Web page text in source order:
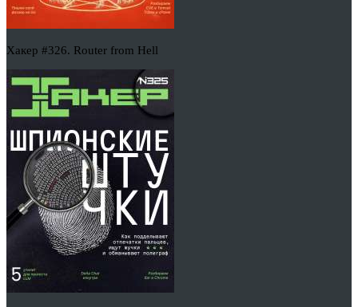
Хакер #326. Router from Hell